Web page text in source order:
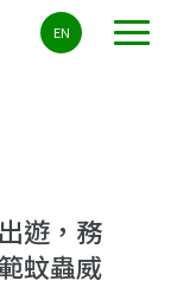
EN
遊，務
蚊蟲威